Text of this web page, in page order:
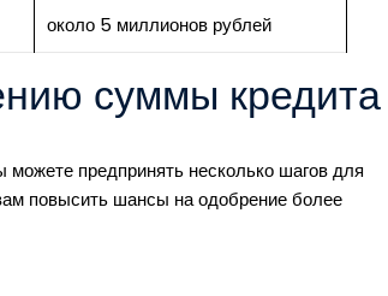
около 5 миллионов рублей
суммы кредита
предпринять несколько шагов для
повысить шансы на одобрение более